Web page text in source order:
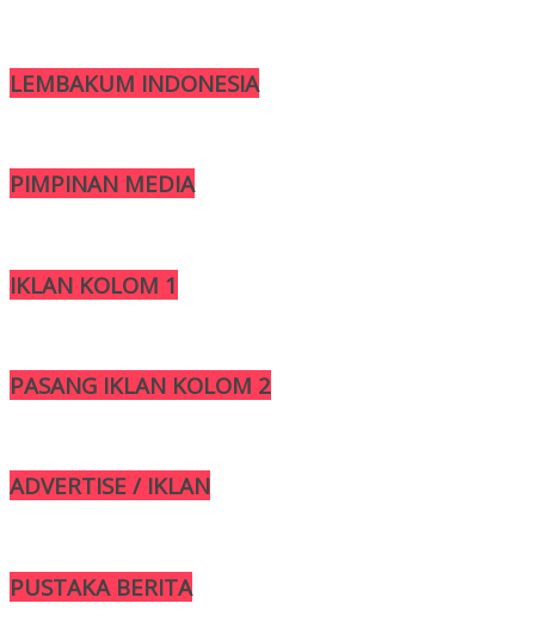
LEMBAKUM INDONESIA
PIMPINAN MEDIA
IKLAN KOLOM 1
PASANG IKLAN KOLOM 2
ADVERTISE / IKLAN
PUSTAKA BERITA